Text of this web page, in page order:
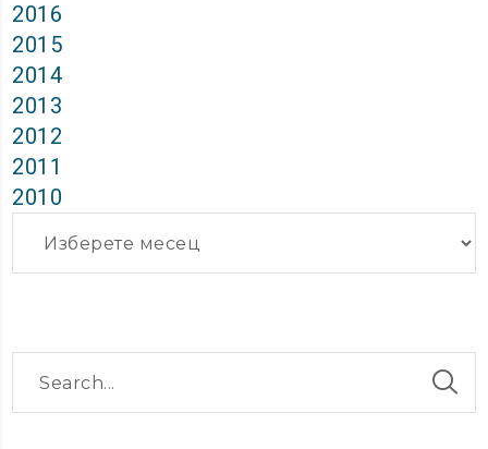
2016
2015
2014
2013
2012
2011
2010